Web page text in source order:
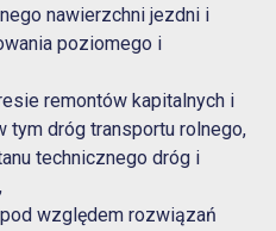
nawierzchni jezdni i
poziomego i
remontów kapitalnych i
tym dróg transportu rolnego,
technicznego dróg i
względem rozwiązań